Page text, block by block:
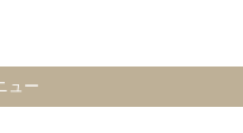
ュー